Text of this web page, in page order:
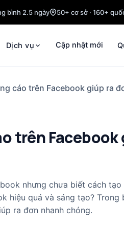
bình 2.5 ngày 50+ cơ sở · 160+
Dịch vụ Cập nhật mới
cáo trên Facebook giúp ra
trên
nhưng chưa biết cách
hiệu quả và sáng tạo?
ra đơn nhanh chóng.